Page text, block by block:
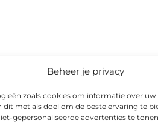
Beheer je privacy
zoals cookies om informatie over uw
dit met als doel om de beste ervaring te
gepersonaliseerde advertenties te
waarschuwingsbord in DOR-